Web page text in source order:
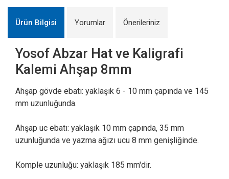
Ürün Bilgisi Yorumlar Önerileriniz
Yosof Abzar Hat ve Kaligrafi
Kalemi Ahşap 8mm
Ahşap gövde ebatı: yaklaşık 6 - 10 mm çapında ve 145
mm uzunluğunda.
Ahşap uc ebatı: yaklaşık 10 mm çapında, 35 mm
uzunluğunda ve yazma ağızı ucu 8 mm genişliğinde.
Komple uzunluğu: yaklaşık 185 mm'dir.